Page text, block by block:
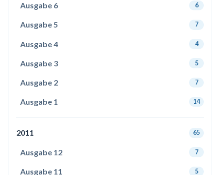
Ausgabe 6 6
Ausgabe 5 7
Ausgabe 4 4
Ausgabe 3 5
Ausgabe 2 7
Ausgabe 1 14
2011 65
Ausgabe 12 7
Ausgabe 11 5